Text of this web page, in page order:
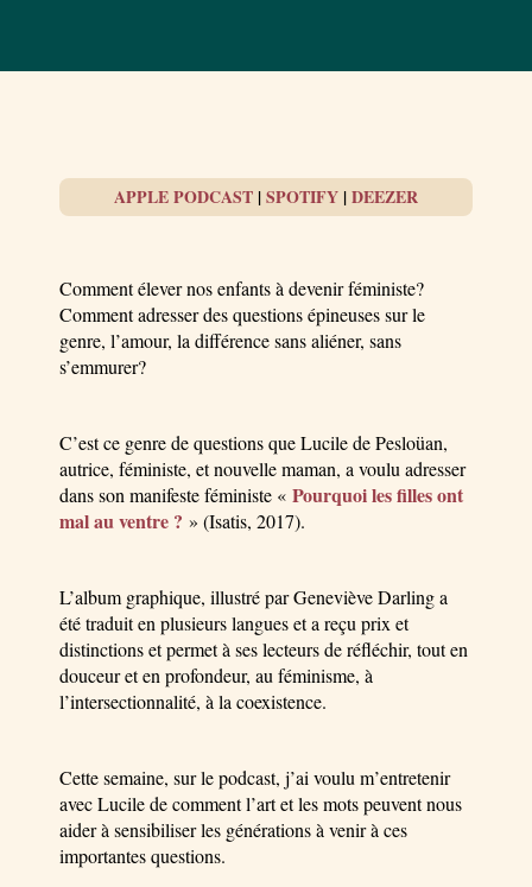
APPLE PODCAST |SPOTIFY |DEEZER
Comment élever nos enfants à devenir féministe?
Comment adresser des questions épineuses sur le
genre, l’amour, la différence sans aliéner, sans
s’emmurer?
C’est ce genre de questions que Lucile de Pesloüan,
autrice, féministe, et nouvelle maman, a voulu adresser
dans son manifeste féministe « Pourquoi les filles ont
mal au ventre ? » (Isatis, 2017).
L’album graphique, illustré par Geneviève Darling a
été traduit en plusieurs langues et a reçu prix et
distinctions et permet à ses lecteurs de réfléchir, tout en
douceur et en profondeur, au féminisme, à
l’intersectionnalité, à la coexistence.
Cette semaine, sur le podcast, j’ai voulu m’entretenir
avec Lucile de comment l’art et les mots peuvent nous
aider à sensibiliser les générations à venir à ces
importantes questions.